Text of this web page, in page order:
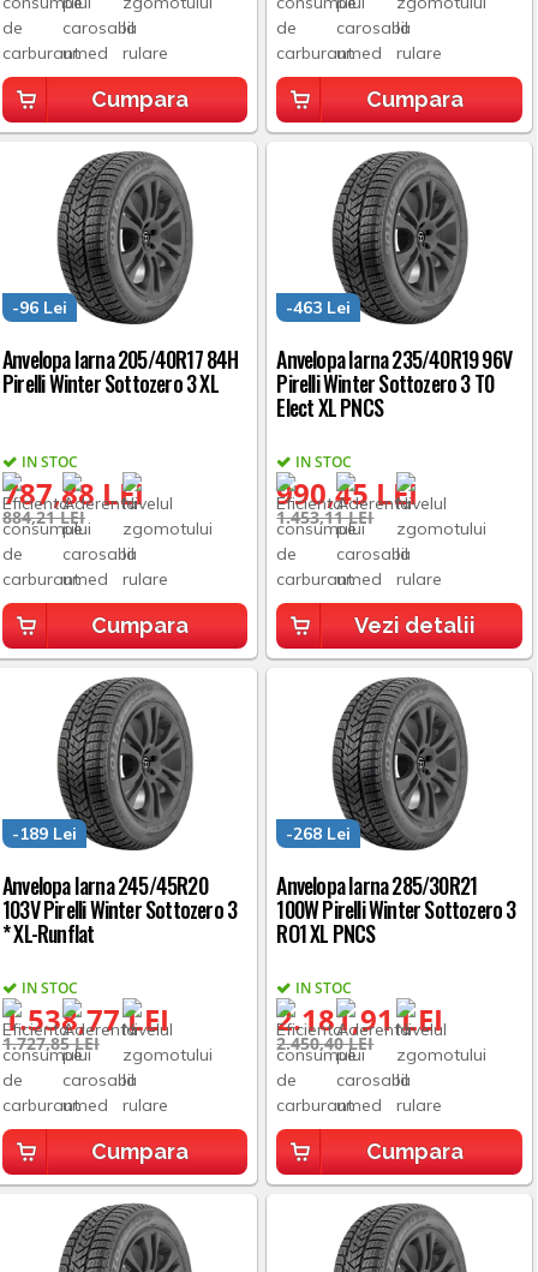
Cumpara Cumpara
Anvelopa Iarna 205/40R17 84H
Pirelli Winter Sottozero 3 XL
IN STOC
787,88 LEI
-96 Lei
884,21 LEI
Cumpara
Anvelopa Iarna 235/40R19 96V
Pirelli Winter Sottozero 3 T0
Elect XL PNCS
IN STOC
990,45 LEI
-463 Lei
1.453,11 LEI
Vezi detalii
Anvelopa Iarna 245/45R20
103V Pirelli Winter Sottozero 3
* XL-Runflat
IN STOC
1.538,77 LEI
-189 Lei
1.727,85 LEI
Cumpara
Anvelopa Iarna 285/30R21
100W Pirelli Winter Sottozero 3
RO1 XL PNCS
IN STOC
2.181,91 LEI
-268 Lei
2.450,40 LEI
Cumpara